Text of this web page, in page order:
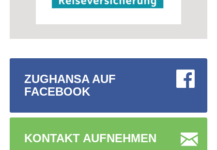
ZUGHANSA AUF
FACEBOOK
KONTAKT AUFNEHMEN